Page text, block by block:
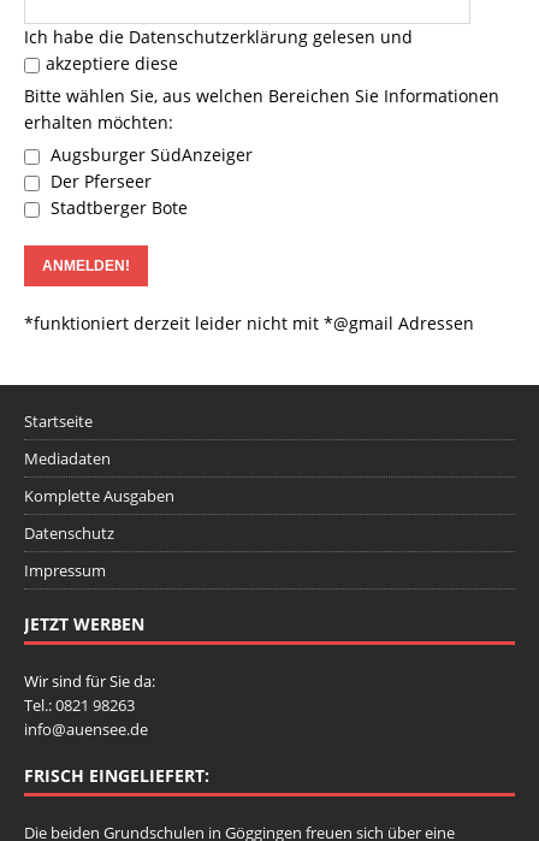
Ich habe die Datenschutzerklärung gelesen und
akzeptiere diese
Bitte wählen Sie, aus welchen Bereichen Sie Informationen
erhalten möchten:
Augsburger SüdAnzeiger
Der Pferseer
Stadtberger Bote
*funktioniert derzeit leider nicht mit *@gmail Adressen
Startseite
Mediadaten
Komplette Ausgaben
Datenschutz
Impressum
JETZT WERBEN
Wir sind für Sie da:
Tel.: 0821 98263
info@auensee.de
FRISCH EINGELIEFERT:
Die beiden Grundschulen in Göggingen freuen sich über eine